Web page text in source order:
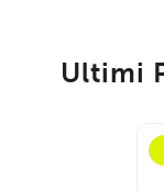
Ultimi